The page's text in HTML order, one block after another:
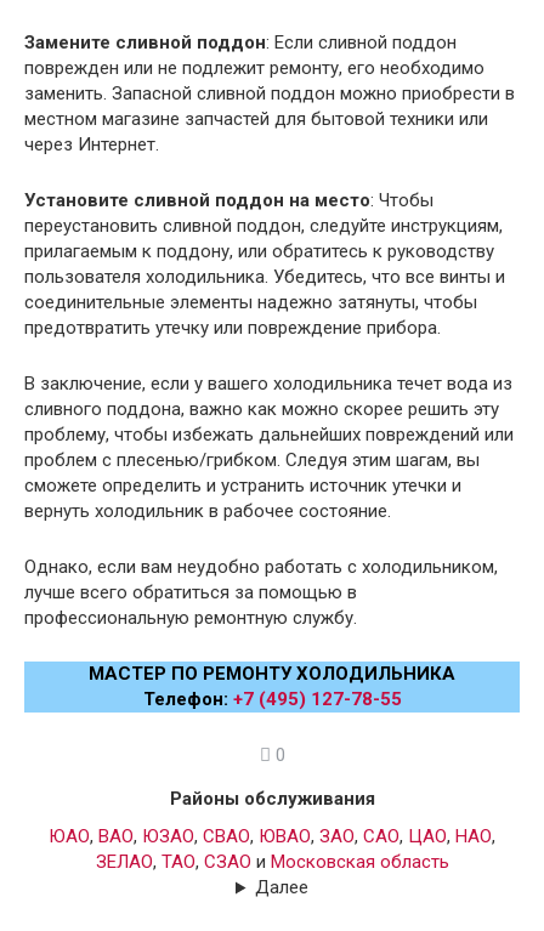
Замените сливной поддон: Если сливной поддон
поврежден или не подлежит ремонту, его необходимо
заменить. Запасной сливной поддон можно приобрести в
местном магазине запчастей для бытовой техники или
через Интернет.
Установите сливной поддон на место: Чтобы
переустановить сливной поддон, следуйте инструкциям,
прилагаемым к поддону, или обратитесь к руководству
пользователя холодильника. Убедитесь, что все винты и
соединительные элементы надежно затянуты, чтобы
предотвратить утечку или повреждение прибора.
В заключение, если у вашего холодильника течет вода из
сливного поддона, важно как можно скорее решить эту
проблему, чтобы избежать дальнейших повреждений или
проблем с плесенью/грибком. Следуя этим шагам, вы
сможете определить и устранить источник утечки и
вернуть холодильник в рабочее состояние.
Однако, если вам неудобно работать с холодильником,
лучше всего обратиться за помощью в
профессиональную ремонтную службу.
МАСТЕР ПО РЕМОНТУ ХОЛОДИЛЬНИКА
Телефон: +7 (495) 127-78-55
0
Районы обслуживания
ЮАО, ВАО, ЮЗАО, СВАО, ЮВАО, ЗАО, САО, ЦАО, НАО,
ЗЕЛАО, ТАО, СЗАО и Московская область
Далее